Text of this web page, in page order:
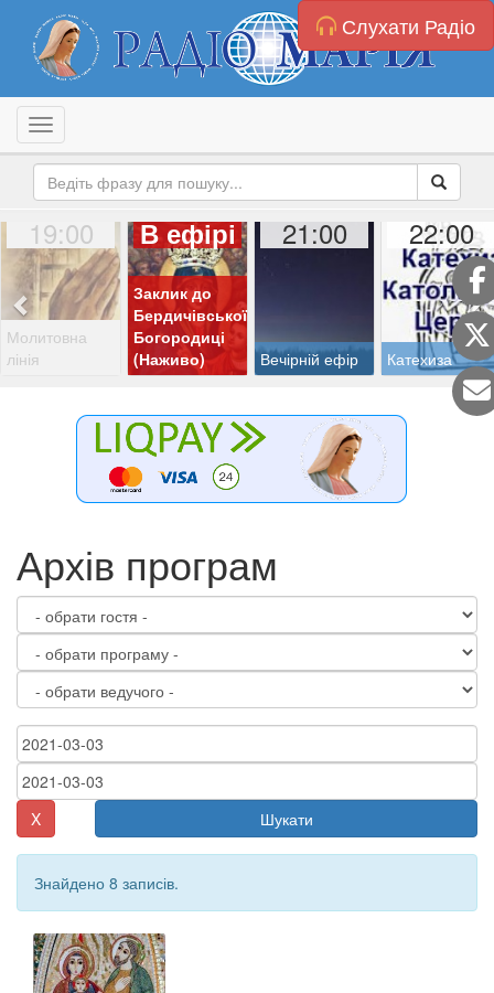
Слухати Радіо
Toggle navigation
19:00
Молитовна
лінія
В ефірі
Заклик до
Бердичівської
Богородиці
(Наживо)
21:00
Вечірній ефір
22:00
Катехиза
Архів програм
X Шукати
Знайдено 8 записів.